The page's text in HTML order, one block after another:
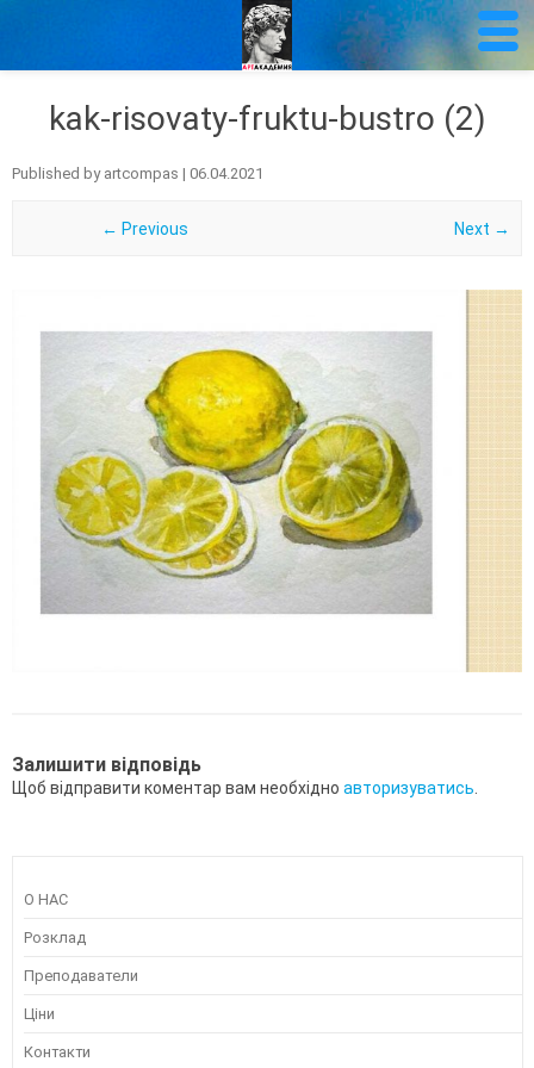
kak-risovaty-fruktu-bustro (2)
Published by artcompas | 06.04.2021
← Previous Next →
Залишити відповідь
Щоб відправити коментар вам необхідно авторизуватись
О НАС
Розклад
Преподаватели
Ціни
Контакти